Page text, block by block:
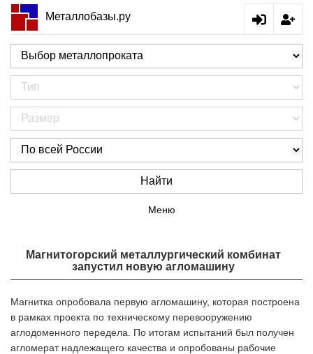
Металлобазы.ру
Найти
Меню
Магнитогорский металлургический комбинат
запустил новую агломашину
Магнитка опробовала первую агломашину, которая построена
в рамках проекта по техническому перевооружению
аглодоменного передела. По итогам испытаний был получен
агломерат надлежащего качества и опробованы рабочие